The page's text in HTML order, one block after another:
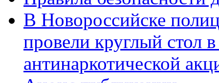
В Новороссийске
провели круглый стол
антинаркотической